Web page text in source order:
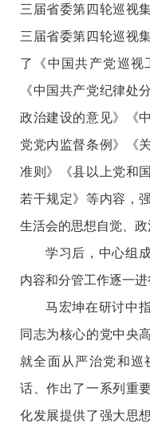
三届省委第四轮巡视
三届省委第四轮巡视
了《中国共产党巡视
《中国共产党纪律处
政治建设的意见》《
党党内监督条例》《
准则》《县以上党和
若干规定》等内容，
生活会的思想自觉、政
学习后，中心组
内容和分管工作逐一进
马宏坤在研讨中
同志为核心的党中央
就全面从严治党和巡
话、作出了一系列重
化发展提供了强大思